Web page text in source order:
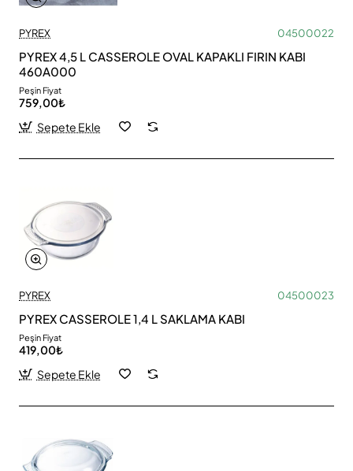
PYREX 04500022
PYREX 4,5 L CASSEROLE OVAL KAPAKLI FIRIN KABI
460A000
Peşin Fiyat
759,00₺
Sepete Ekle
PYREX 04500023
PYREX CASSEROLE 1,4 L SAKLAMA KABI
Peşin Fiyat
419,00₺
Sepete Ekle